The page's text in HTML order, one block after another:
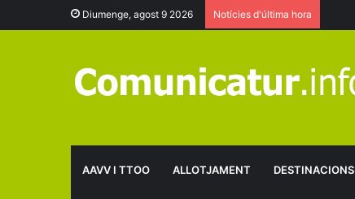
Diumenge, agost 9 2026 Notícies d'última hora
AAVV I TTOO ALLOTJAMENT DESTINACIONS